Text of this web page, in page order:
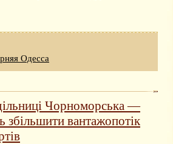
Одесса
Чорноморська —
збільшити вантажопотік